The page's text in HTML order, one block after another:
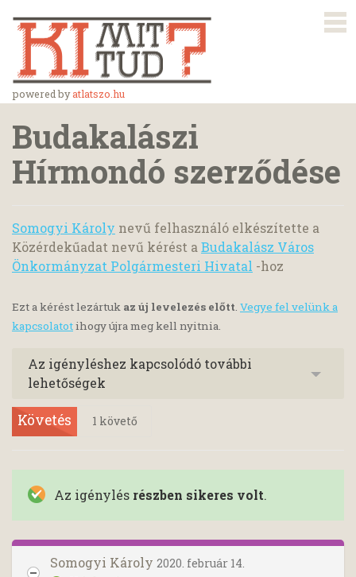
powered byatlatszo.hu
Budakalászi
Hírmondó szerződése
Somogyi Károly nevű felhasználó elkészítette a
Közérdekűadat nevű kérést a Budakalász Város
Önkormányzat Polgármesteri Hivatal -hoz
Ezt a kérést lezártuk az új levelezés előtt. Vegye fel velünk a
kapcsolatotihogy újra meg kell nyitnia.
Az igényléshez kapcsolódó további
lehetőségek
Követés 1 követő
Az igénylés részben sikeres volt.
Somogyi Károly 2020. február 14.